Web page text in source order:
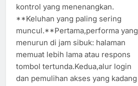
kontrol yang menenangkan.
**Keluhan yang paling sering
muncul.**Pertama,performa yang
menurun di jam sibuk: halaman
memuat lebih lama atau respons
tombol tertunda.Kedua,alur login
dan pemulihan akses yang kadang